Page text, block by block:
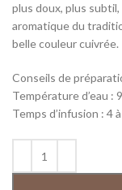
plus doux, plus
aromatique du
belle couleur cuivrée.
Conseils de
Température d’eau :
Temps d’infusion : 4